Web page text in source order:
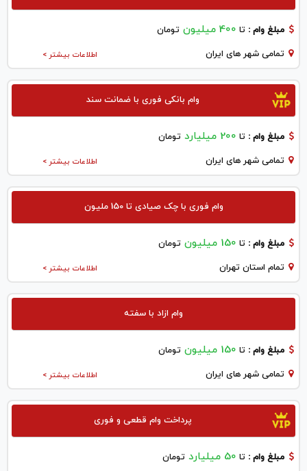
مبلغ وام : تا 400 میلیون تومان
اطلاعات بیشتر > تمامی شهر های ایران
وام بانکی فوری با ضمانت سند
مبلغ وام : تا 200 میلیارد تومان
اطلاعات بیشتر > تمامی شهر های ایران
وام فوری با چک صیادی تا 150 ملیون
مبلغ وام : تا 150 میلیون تومان
اطلاعات بیشتر > تمام استان تهران
وام ازاد با سفته
مبلغ وام : تا 150 میلیون تومان
اطلاعات بیشتر > تمامی شهر های ایران
پرداخت وام قطعی و فوری
مبلغ وام : تا 50 میلیارد تومان